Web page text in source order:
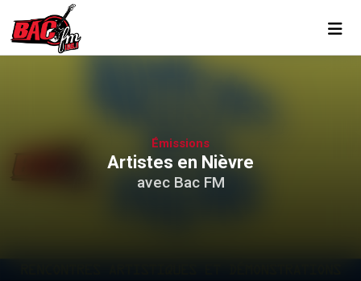
Émissions
Artistes en Nièvre
avec Bac FM